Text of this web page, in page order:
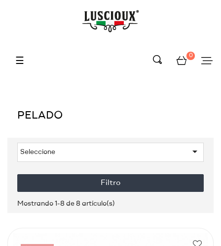
Navegación
☰
0
PELADO
Seleccione 
Filtro
Mostrando 1-8 de 8 artículo(s)